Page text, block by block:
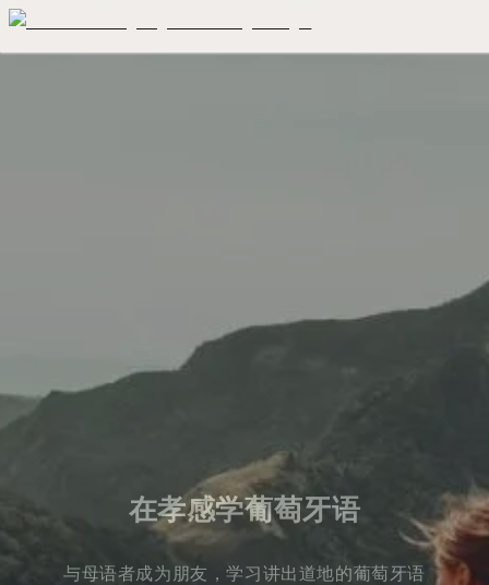
在孝感学葡萄牙语
与母语者成为朋友，学习讲出道地的葡萄牙语